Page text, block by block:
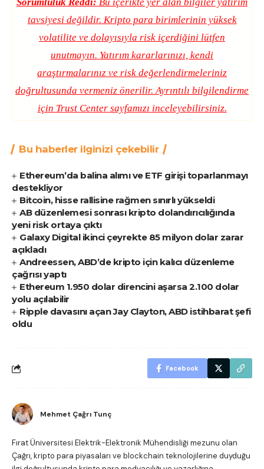
Sorumluluk Reddi: Bu içerikte yer alan bilgiler yatırım
tavsiyesi değildir. Kripto para birimlerinin yüksek
volatilite ve dolayısıyla risk içerdiğini lütfen
unutmayın. Yatırım kararlarınızı, kendi
araştırmalarınız ve risk değerlendirmeleriniz
doğrultusunda vermeniz önerilir. Ayrıntılı bilgilendirme
için Trust Centersayfamızı inceleyebilirsiniz.
Bu haberler ilginizi çekebilir
Ethereum’da balina alımı ve ETF girişi toparlanmayı
destekliyor
Bitcoin, hisse rallisine rağmen sınırlı yükseldi
AB düzenlemesi sonrası kripto dolandırıcılığında
yeni risk ortaya çıktı
Galaxy Digital ikinci çeyrekte 85 milyon dolar zarar
açıkladı
Andreessen, ABD’de kripto için kalıcı düzenleme
çağrısı yaptı
Ethereum 1.950 dolar direncini aşarsa 2.100 dolar
yolu açılabilir
Ripple davasını açan Jay Clayton, ABD istihbarat şefi
oldu
Facebook
Mehmet Çağrı Tunç
Fırat Üniversitesi Elektrik-Elektronik Mühendisliği mezunu olan
Çağrı, kripto para piyasaları ve blockchain teknolojilerine duyduğu